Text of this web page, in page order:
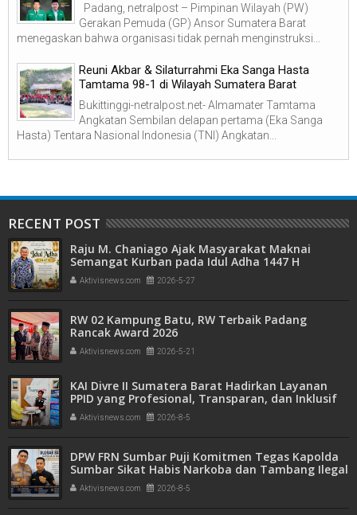
Padang, netralpost – Pimpinan Wilayah (PW)
Gerakan Pemuda (GP) Ansor Sumatera Barat
menegaskan bahwa organisasi tidak pernah menginstruksi...
Reuni Akbar & Silaturrahmi Eka Sanga Hasta
Tamtama 98-1 di Wilayah Sumatera Barat
Bukittinggi-netralpost.net- Almamater Tamtama
Angkatan Sembilan delapan pertama (Eka Sanga
Hasta) Tentara Nasional Indonesia (TNI) Angkatan...
RECENT POST
Raju M. Chaniago Ajak Masyarakat Maknai
Semangat Kurban pada Idul Adha 1447 H
Aktivisnews.com 2026-5-27
RW 02 Kampung Batu, RW Terbaik Padang
Rancak Award 2026
Aktivisnews.com 2026-5-21
KAI Divre II Sumatera Barat Hadirkan Layanan
PPID yang Profesional, Transparan, dan Inklusif
untuk Mempermudah Akses Informasi Publik
Aktivisnews.com 2026-8-5
DPW FRN Sumbar Puji Komitmen Tegas Kapolda
Sumbar Sikat Habis Narkoba dan Tambang Ilegal
Aktivisnews.com 2026-8-5